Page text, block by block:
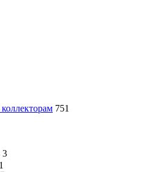
751
3
1